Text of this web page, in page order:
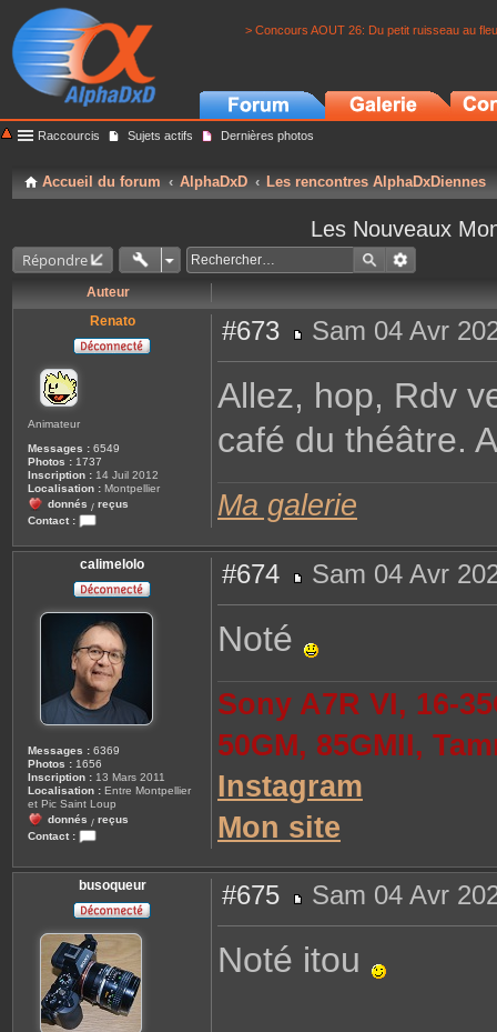
> Concours AOUT 26: Du petit ruisseau au
Raccourcis Sujets actifs Dernières photos
Accueil du forum AlphaDxD Les rencontres AlphaDxDiennes
Les Nouveaux
Répondre
Auteur
Renato
Animateur
Messages : 6549
Photos : 1737
Inscription : 14 Juil 2012
Localisation : Montpellier
donnés / reçus
Contact :
o
n
a
c
t
e
R
e
n
a
t
#673
e
e
Sam 04 Avr
Allez, hop, Rdv
café du théâtre.
Ma galerie
calimelolo
Messages : 6369
Photos : 1656
Inscription : 13 Mars 2011
Localisation : Entre Montpellier
et Pic Saint Loup
donnés / reçus
Contact :
n
t
a
c
e
r
c
a
l
i
m
#674
e
a
g
Sam 04 Avr
Noté
Sony A7R VI, 16-
50GM, 85GMII,
Instagram
Mon site
busoqueur #675
e
s
Sam 04 Avr
Noté itou